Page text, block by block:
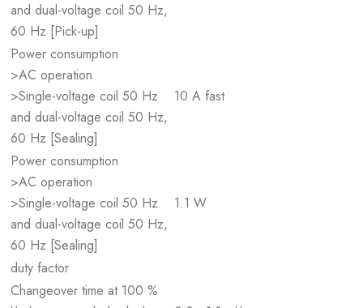
and dual-voltage coil 50 Hz,
60 Hz [Pick-up]
Power consumption
>AC operation
>Single-voltage coil 50 Hz
and dual-voltage coil 50 Hz,
60 Hz [Sealing]
10 A fast
Power consumption
>AC operation
>Single-voltage coil 50 Hz
and dual-voltage coil 50 Hz,
60 Hz [Sealing]
1.1 W
duty factor
Changeover time at 100 %